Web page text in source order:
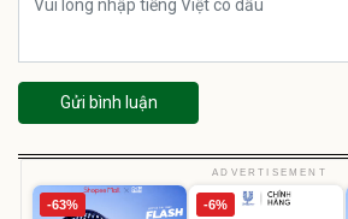
Gửi bình luận
ADVERTISEMENT
-63% -6%